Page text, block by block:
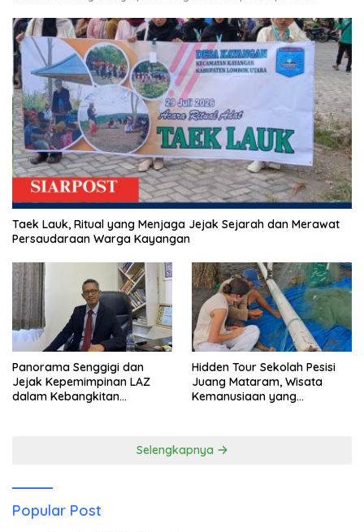
Taek Lauk, Ritual yang Menjaga Jejak Sejarah dan Merawat
Persaudaraan Warga Kayangan
Panorama Senggigi dan
Jejak Kepemimpinan LAZ
dalam Kebangkitan
Hidden Tour Sekolah Pesisi
Juang Mataram, Wisata
Kemanusiaan yang
Selengkapnya
Popular Post